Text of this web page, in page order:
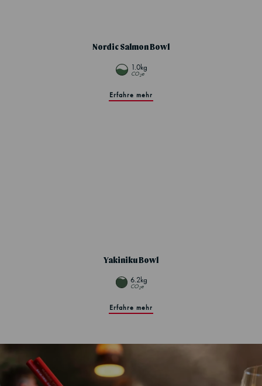
Nordic Salmon Bowl
1.0kg
CO2e
Erfahre mehr
Yakiniku Bowl
6.2kg
CO2e
Erfahre mehr